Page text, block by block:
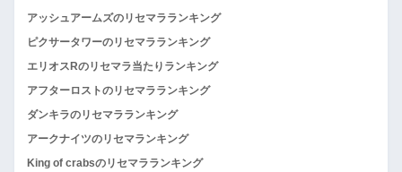
アッシュアームズのリセマラランキング
ピクサータワーのリセマラランキング
エリオスRのリセマラ当たりランキング
アフターロストのリセマラランキング
ダンキラのリセマラランキング
アークナイツのリセマランキング
King of crabsのリセマラランキング